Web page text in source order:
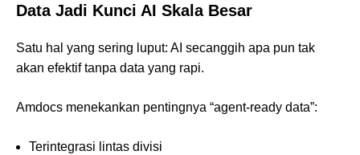
Data Jadi Kunci AI Skala Besar
Satu hal yang sering luput: AI secanggih apa pun tak
akan efektif tanpa data yang rapi.
Amdocs menekankan pentingnya “agent-ready data”:
Terintegrasi lintas divisi